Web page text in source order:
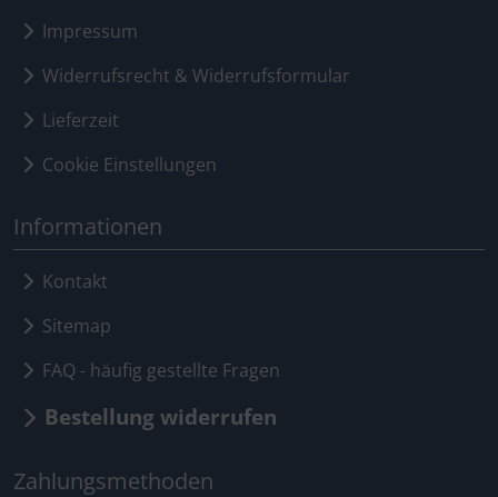
Impressum
Widerrufsrecht & Widerrufsformular
Lieferzeit
Cookie Einstellungen
Informationen
Kontakt
Sitemap
FAQ - häufig gestellte Fragen
Bestellung widerrufen
Zahlungsmethoden